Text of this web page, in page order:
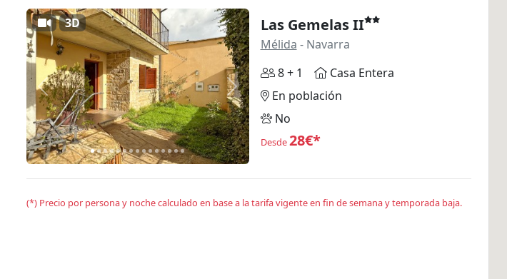
Anterior Siguiente
3D Las Gemelas II
Mélida - Navarra
8 + 1
Casa Entera
En población
No
Desde28€*
(*) Precio por persona y noche calculado en base a la tarifa vigente en fin de semana y temporada baja.